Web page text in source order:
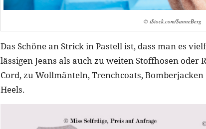
© iStock.com/SanneBerg
Das Schöne an Strick in Pastell ist, dass man es
lässigen Jeans als auch zu weiten Stoffhosen oder
Cord, zu Wollmänteln, Trenchcoats,
Heels.